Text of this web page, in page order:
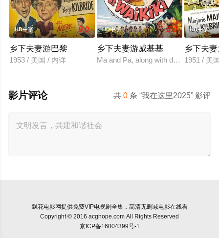
HD中字 9.0
乡下夫妻游巴黎
1953 / 美国 / 内详
HD中字 5.0
乡下夫妻游威基基
Ma and Pa, along with daughter
HD中字
乡下夫
1951 / 美
共0 条 “我在这里2025” 影评
影片评论
飘花电影网提供免费VIP电视剧全集，高清无删减电影在线看
Copyright © 2016 acghope.com All Rights Reserved
京ICP备16004399号-1